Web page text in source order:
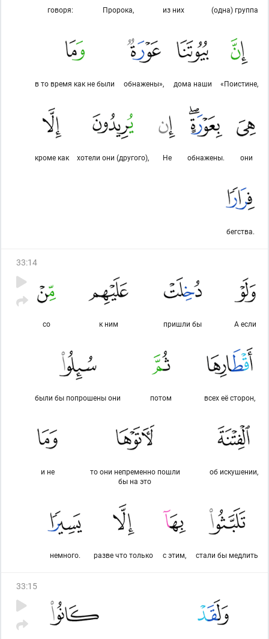
(одна) группа
из них
Пророка,
говоря:
«Поистине,
дома наши
обнажены»,
в то время как не были
они
обнажены.
Не
хотели они (другого),
кроме как
бегства.
33:14
А если
пришли бы
к ним
со
всех её сторон,
потом
были бы попрошены они
об искушении,
то они непременно пошли
бы на это
и не
стали бы медлить
с этим,
разве что только
немного.
33:15